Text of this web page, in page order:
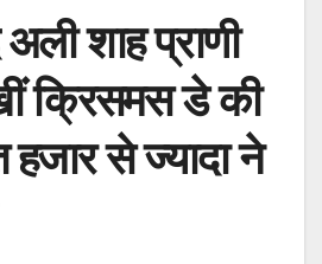
शाह प्राणी
क्रिसमस डे की
से ज्यादा ने